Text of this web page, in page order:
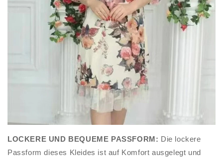
LOCKERE UND BEQUEME PASSFORM: Die lockere
Passform dieses Kleides ist auf Komfort ausgelegt und